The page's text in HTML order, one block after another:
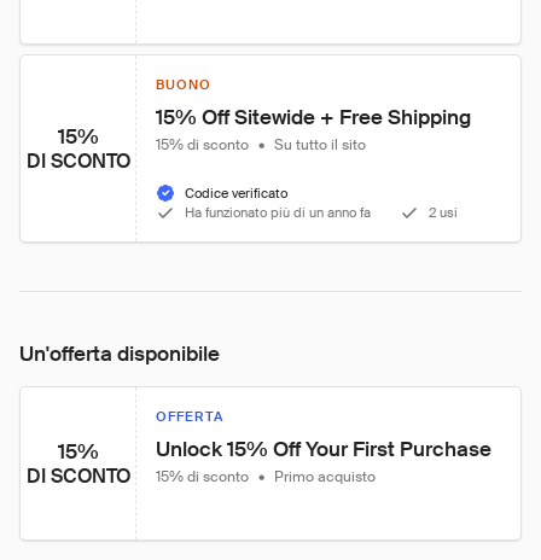
15%
DI SCONTO
BUONO
15% Off Sitewide + Free Shipping
15% di sconto • Su tutto il sito
Codice verificato
Ha funzionato più di un anno fa
2 usi
Un'offerta disponibile
15%
DI SCONTO
OFFERTA
Unlock 15% Off Your First Purchase
15% di sconto • Primo acquisto